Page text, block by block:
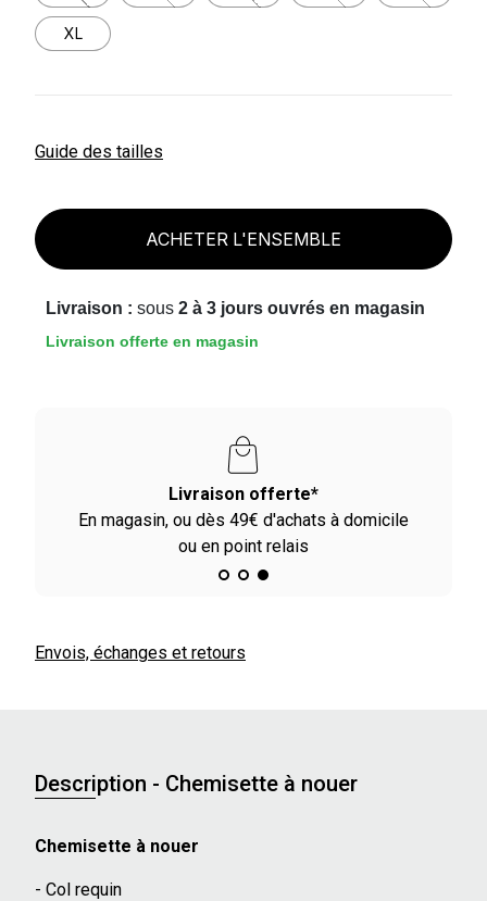
XL
Guide des tailles
ACHETER L'ENSEMBLE
Livraison : sous 2 à 3 jours ouvrés en magasin
Livraison offerte en magasin
Livraison offerte*
En magasin, ou dès 49€ d'achats à domicile
ou en point relais
Envois, échanges et retours
Description - Chemisette à nouer
Chemisette à nouer
- Col requin